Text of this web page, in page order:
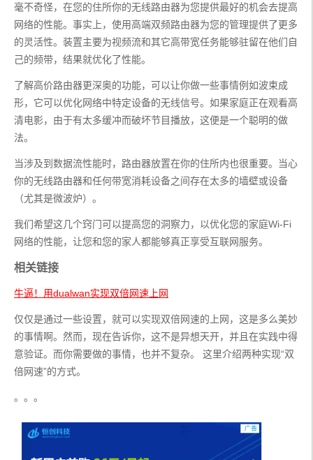
毫不奇怪，在您的住所你的无线路由器为您提供最好的机会去提高
网络的性能。事实上，使用高端双频路由器为您的管理提供了更多
的灵活性。装置主要为视频流和其它高带宽任务能够驻留在他们自
己的频带，结果就优化了性能。
了解高价路由器更深奥的功能，可以让你做一些事情例如波束成
形，它可以优化网络中特定设备的无线信号。如果家庭正在观看高
清电​​影，由于有太多缓冲而破坏节目播放，这便是一个聪明的做
法。
当涉及到数据流性能时，路由器放置在你的住所内也很重要。当心
你的无线路由器和任何带宽消耗设备之间存在太多的墙壁或设备
（尤其是微波炉）。
我们希望这几个窍门可以提高您的洞察力，以优化您的家庭Wi-Fi
网络的性能，让您和您的家人都能够真正享受互联网服务。
相关链接
牛逼！用dualwan实现双倍网速上网
仅仅是通过一些设置，就可以实现双倍网速的上网，这是多么美妙
的事情啊。然而，现在告诉你，这不是异想天开，并且在实践中得
意验证。而你需要做的事情，也并不复杂。 这里介绍两种实现“双
倍网速”的方式。
。。。